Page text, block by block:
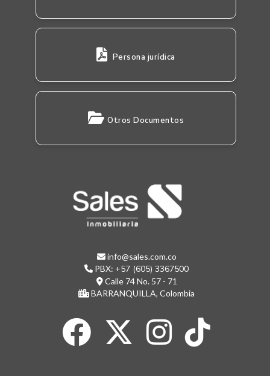
Persona jurídica
Otros Documentos
info@sales.com.co
PBX: +57 (605) 3367500
Calle 74 No. 57 - 71
BARRANQUILLA, Colombia